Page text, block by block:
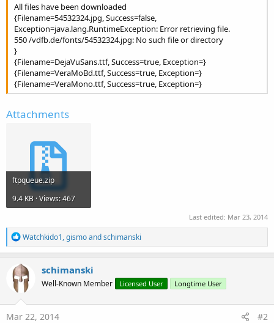
All files have been downloaded
{Filename=54532324.jpg, Success=false,
Exception=java.lang.RuntimeException: Error retrieving file.
550 /vdfb.de/fonts/54532324.jpg: No such file or directory
}
{Filename=DejaVuSans.ttf, Success=true, Exception=}
{Filename=VeraMoBd.ttf, Success=true, Exception=}
{Filename=VeraMono.ttf, Success=true, Exception=}
Attachments
ftpqueue.zip
9.4 KB · Views: 467
Last edited: Mar 23, 2014
R
e
a
c
t
i
o
n
s
Watchkido1,gismoandschimanski
schimanski
Well-Known Member Licensed User Longtime User
Mar 22, 2014 #2